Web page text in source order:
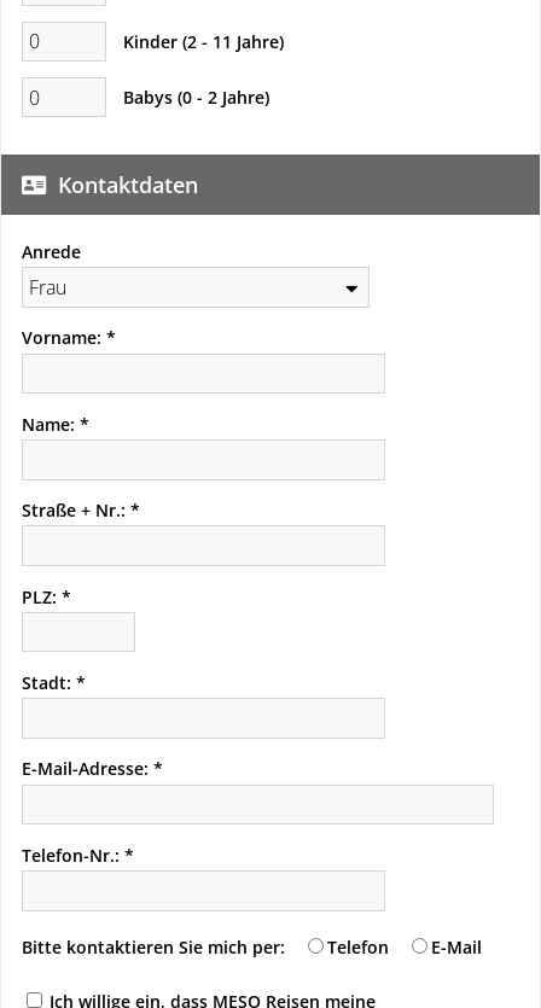
Kinder (2 - 11 Jahre)
Babys (0 - 2 Jahre)
Kontaktdaten
Anrede
Vorname:
Name:
Straße + Nr.:
PLZ:
Stadt:
E-Mail-Adresse:
Telefon-Nr.:
Bitte kontaktieren Sie mich per: Telefon E-Mail
Ich willige ein, dass MESO Reisen meine